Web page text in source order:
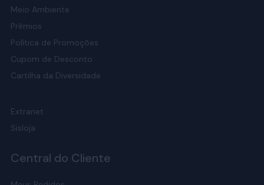
Meio Ambiente
Prêmios
Política de Promoções
Cupom de Desconto
Cartilha da Diversidade
Extranet
Sisloja
Central do Cliente